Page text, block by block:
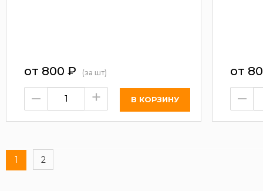
от 800 ₽ (за шт)
– +
от
–
1 2